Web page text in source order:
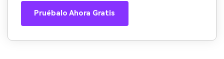
Pruébalo Ahora Gratis